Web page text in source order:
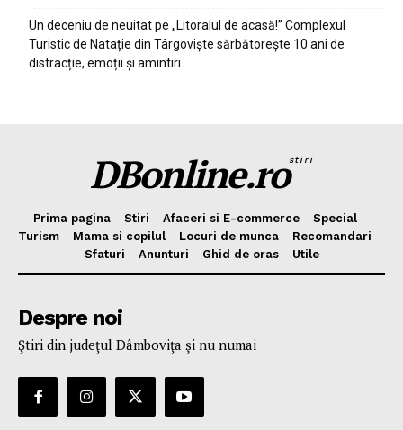
Un deceniu de neuitat pe „Litoralul de acasă!” Complexul
Turistic de Natație din Târgoviște sărbătorește 10 ani de
distracție, emoții și amintiri
DBonline.rostiri
Prima pagina Stiri Afaceri si E-commerce
Special
Turism
Mama si copilul Locuri de munca
Recomandari
Sfaturi
Anunturi Ghid de oras Utile
Despre noi
Ştiri din judeţul Dâmboviţa şi nu numai